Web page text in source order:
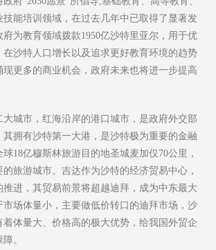
能培训领域，在过去几年中已取得了显著发
府为教育领域拨款1950亿沙特里亚尔，用于优
沙特人口增长以及追求更好教育环境的趋势
更多的商业机会，政府未来也将进一步提高
城市，红海沿岸的港口城市，是政府外交部
其拥有沙特第一大港，是沙特极为重要的金融
18亿穆斯林旅游目的地圣城麦加仅70公里，
旅游城市。吉达作为沙特的经济贸易中心，
推进，其贸易前景将超越迪拜，成为中东最大
市场体量小，主要做低价转口的迪拜市场，沙
体量大、价格高的极大优势，给我国外贸企
。